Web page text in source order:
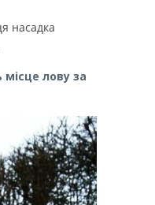
насадка
лову за